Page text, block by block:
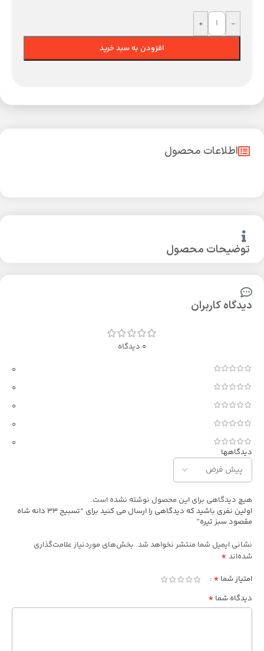
-
+
افزودن به سبد خرید
توضیحات محصول
اطلاعات محصول
دیدگاه کاربران
0 دیدگاه
0
0
0
0
0
دیدگاهها
هیچ دیدگاهی برای این محصول نوشته نشده است.
اولین نفری باشید که دیدگاهی را ارسال می کنید برای “تسبیح 33 دانه شاه
مقصود سبز تیره”
نشانی ایمیل شما منتشر نخواهد شد. بخش‌های موردنیاز علامت‌گذاری
شده‌اند *
امتیاز شما *
دیدگاه شما *